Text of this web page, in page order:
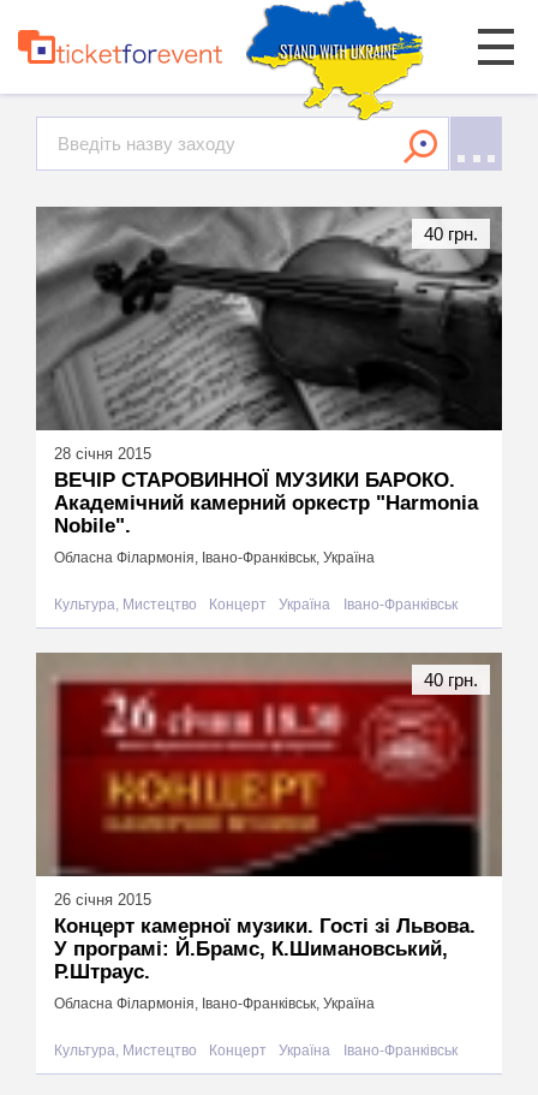
28 січня 2015
ВЕЧІР СТАРОВИННОЇ МУЗИКИ БАРОКО.
Академічний камерний оркестр "Harmonia
Nobile".
Обласна Філармонія, Івано-Франківськ, Україна
Культура, Мистецтво Концерт Україна Івано-Франківськ
40 грн.
26 січня 2015
Концерт камерної музики. Гості зі Львова.
У програмі: Й.Брамс, К.Шимановський,
Р.Штраус.
Обласна Філармонія, Івано-Франківськ, Україна
Культура, Мистецтво Концерт Україна Івано-Франківськ
40 грн.